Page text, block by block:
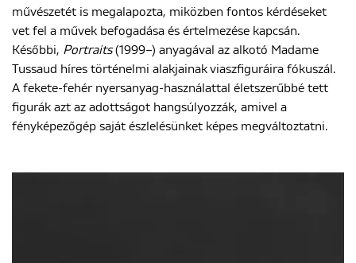
művészetét is megalapozta, miközben fontos kérdéseket
vet fel a művek befogadása és értelmezése kapcsán.
Későbbi, Portraits(1999–) anyagával az alkotó Madame
Tussaud híres történelmi alakjainak viaszfiguráira fókuszál.
A fekete-fehér nyersanyag-használattal életszerűbbé tett
figurák azt az adottságot hangsúlyozzák, amivel a
fényképezőgép saját észlelésünket képes megváltoztatni.